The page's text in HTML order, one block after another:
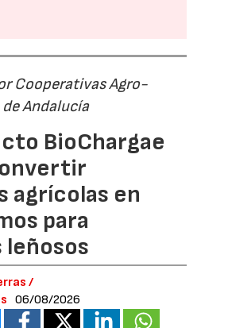
Cooperativas Agro-
Andalucía
BioChargae
agrícolas en
para
/
06/08/2026